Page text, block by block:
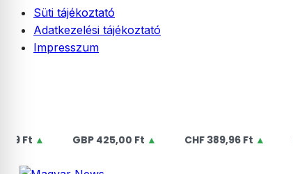
Süti tájékoztató
Adatkezelési tájékoztató
Impresszum
▲ GBP425,00 Ft ▲ 389,96 Ft▲